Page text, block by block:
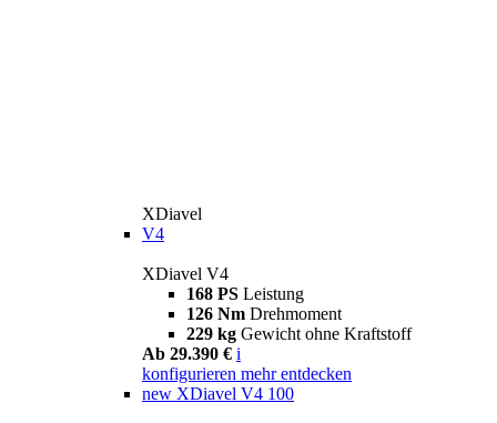
XDiavel
V4
XDiavel V4
168 PS Leistung
126 Nm Drehmoment
229 kg Gewicht ohne Kraftstoff
Ab 29.390 € i
konfigurieren mehr entdecken
new XDiavel V4 100